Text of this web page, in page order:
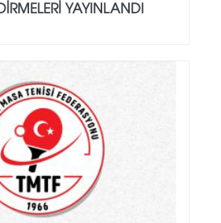
YAYINLANDI